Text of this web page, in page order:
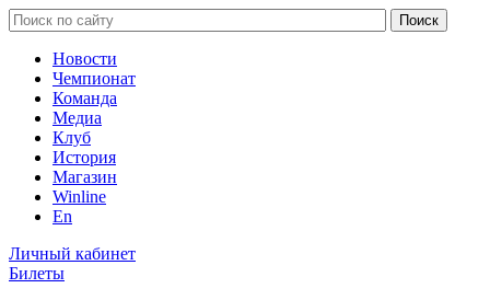
Новости
Чемпионат
Команда
Медиа
Клуб
История
Магазин
Winline
En
Личный кабинет
Билеты